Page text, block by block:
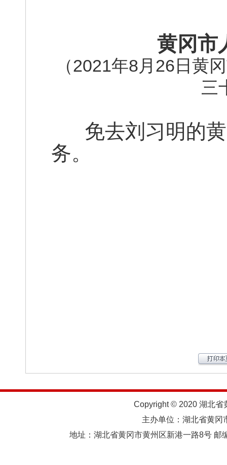
黄冈市
（2021年8月26日黄
三
免去刘习明的黄
务。
Copyright © 2020 湖北省
主办单位：湖北省黄
地址：湖北省黄冈市黄州区新港一路8号